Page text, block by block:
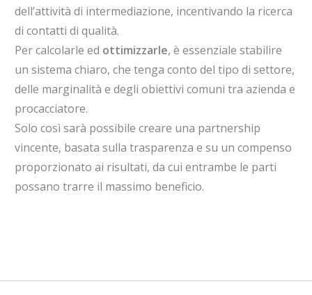
dell’attività di intermediazione, incentivando la ricerca
di contatti di qualità.
Per calcolarle ed ottimizzarle, è essenziale stabilire
un sistema chiaro, che tenga conto del tipo di settore,
delle marginalità e degli obiettivi comuni tra azienda e
procacciatore.
Solo così sarà possibile creare una partnership
vincente, basata sulla trasparenza e su un compenso
proporzionato ai risultati, da cui entrambe le parti
possano trarre il massimo beneficio.